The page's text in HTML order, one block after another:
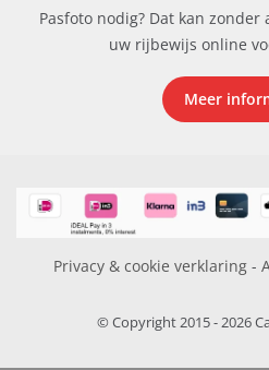
Pasfoto nodig? Dat kan
uw rijbewijs online
Meer
Privacy & cookie verklaring -
© Copyright 2015 - 2026